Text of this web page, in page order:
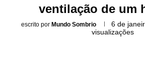
ventilação de um
escrito por Mundo Sombrio 6 de
visualizações